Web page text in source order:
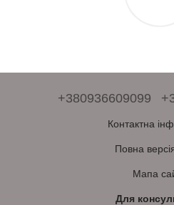
+380936609099
Контактна
Повна
Мапа
Для